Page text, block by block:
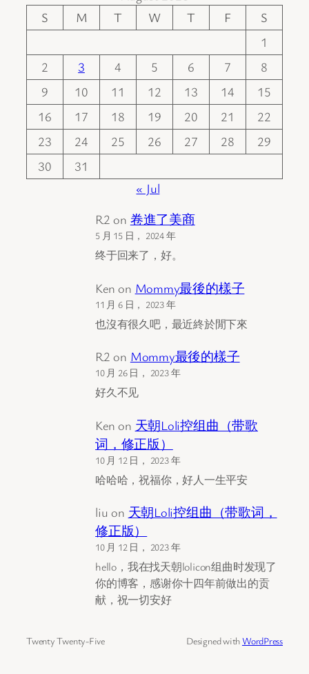
S
M T W T F
S
1
2
3 4 5 6 7
8
9
10 11 12 13 14
15
16
17 18 19 20 21
22
23
24 25 26 27 28
29
30
31
« Jul
R2 on 卷進了美商
5 月 15 日， 2024 年
终于回来了，好。
Ken on Mommy最後的樣子
11 月 6 日， 2023 年
也沒有很久吧，最近終於閒下來
R2 on Mommy最後的樣子
10 月 26 日， 2023 年
好久不见
Ken on 天朝Loli控组曲（带歌
词，修正版）
10 月 12 日， 2023 年
哈哈哈，祝福你，好人一生平安
liu on 天朝Loli控组曲（带歌词，
修正版）
10 月 12 日， 2023 年
hello，我在找天朝lolicon组曲时发现了
你的博客，感谢你十四年前做出的贡
献，祝一切安好
Twenty Twenty-Five Designed withWordPress